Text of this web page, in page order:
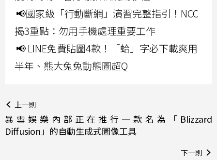
📢國家級「行動斷網」演習完整指引！NCC
揭3重點：勿用手機處理重要工作
📢 LINE免費貼圖4款！「蛤」字必下載爽用
半年、熊大兔兔動態圖超Q
上一則
暴雪娛樂內部正在推行一款名為「Blizzard
Diffusion」的自動生成式圖像工具
下一則